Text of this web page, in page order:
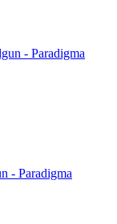
- Paradigma